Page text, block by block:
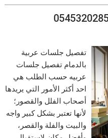
تفصيل جلسات عربية
بالدمام تفصيل جلسات
عربيه حسب الطلب هي
احد أكثر الأمور التي يريدها
أصحاب الفلل والقصور؛
لأنها تعتبر بشكل كبير واجه
والبيت والفلة والقصر،